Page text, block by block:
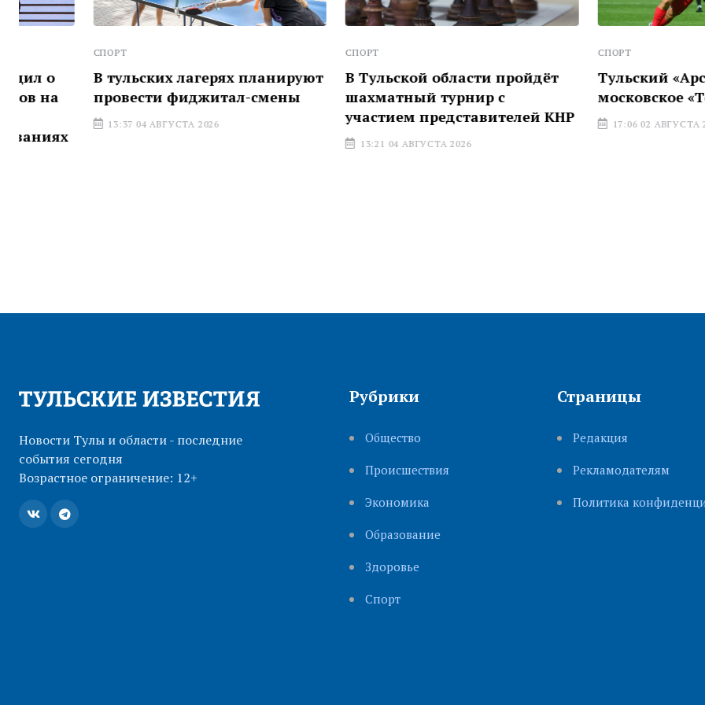
В тульских лагерях планируют
провести фиджитал-смены
13:37 04 АВГУСТА 2026
В Тульской области пройдёт
шахматный турнир с
участием представителей КНР
13:21 04 АВГУСТА 2026
Тульский «Арсенал»
московское «Торпедо»
17:06 02 АВГУСТА 2026
Новости Тулы и области - последние
события сегодня
Возрастное ограничение: 12+
Рубрики
Общество
Происшествия
Экономика
Образование
Здоровье
Cпорт
Страницы
Редакция
Рекламодателям
Политика